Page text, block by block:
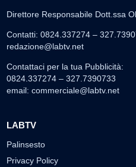
Direttore Responsabile Dott.ssa
Contatti: 0824.337274 –
redazione@labtv.net
Contattaci per la tua Pubblicità:
0824.337274 – 327.7390733
email: commerciale@labtv.net
LABTV
Palinsesto
Privacy Policy